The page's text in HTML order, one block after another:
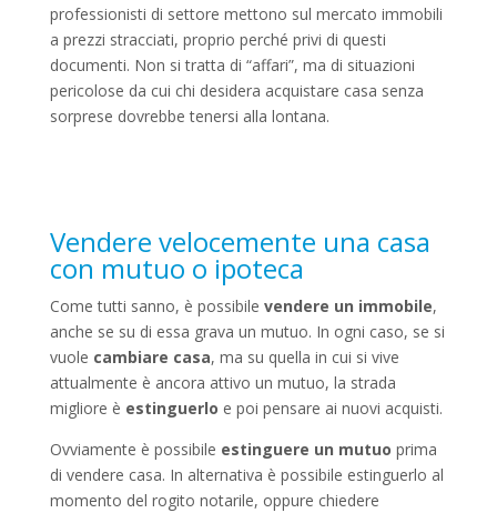
professionisti di settore mettono sul mercato immobili
a prezzi stracciati, proprio perché privi di questi
documenti. Non si tratta di “affari”, ma di situazioni
pericolose da cui chi desidera acquistare casa senza
sorprese dovrebbe tenersi alla lontana.
Vendere velocemente una casa
con mutuo o ipoteca
Come tutti sanno, è possibile vendere un immobile,
anche se su di essa grava un mutuo. In ogni caso, se si
vuole cambiare casa, ma su quella in cui si vive
attualmente è ancora attivo un mutuo, la strada
migliore è estinguerlo e poi pensare ai nuovi acquisti.
Ovviamente è possibile estinguere un mutuo prima
di vendere casa. In alternativa è possibile estinguerlo al
momento del rogito notarile, oppure chiedere